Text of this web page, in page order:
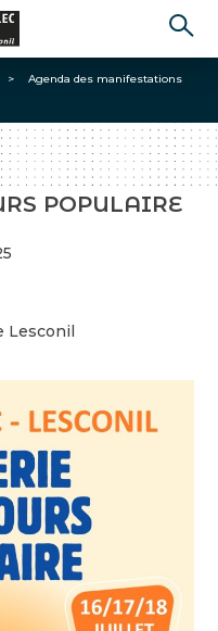
>
Agenda des manifestations
POPULAIRE
Lesconil